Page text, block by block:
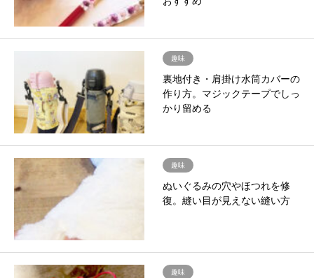
趣味
裏地付き・肩掛け水筒カバーの
作り方。マジックテープでしっ
かり留める
趣味
ぬいぐるみの穴やほつれを修
復。縫い目が見えない縫い方
趣味